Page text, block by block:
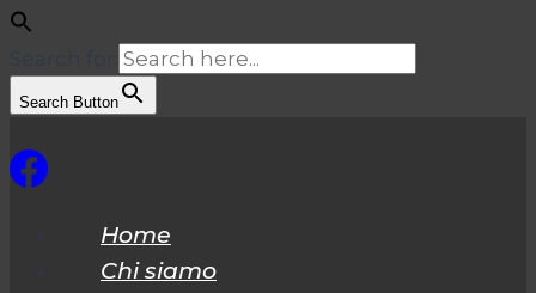
Search Button
al
Home
Chi siamo